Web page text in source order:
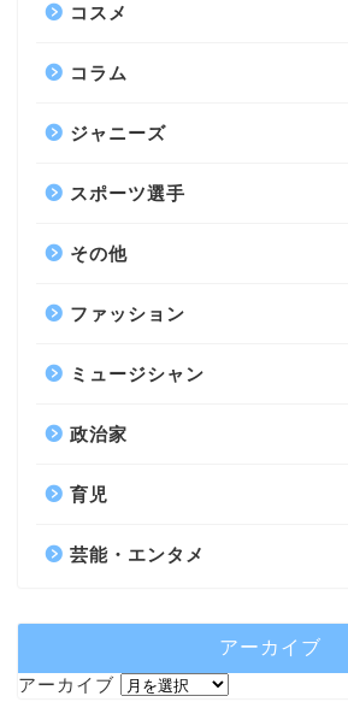
コスメ
コラム
ジャニーズ
スポーツ選手
その他
ファッション
ミュージシャン
政治家
育児
芸能・エンタメ
アーカイブ
アーカイブ